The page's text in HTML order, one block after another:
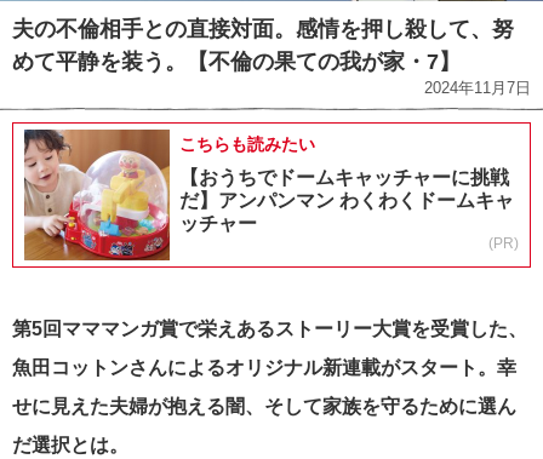
夫の不倫相手との直接対面。感情を押し殺して、努
めて平静を装う。【不倫の果ての我が家・7】
2024年11月7日
こちらも読みたい
【おうちでドームキャッチャーに挑戦
だ】アンパンマン わくわくドームキャ
ッチャー
(PR)
第5回マママンガ賞で栄えあるストーリー大賞を受賞した、
魚田コットンさんによるオリジナル新連載がスタート。幸
せに見えた夫婦が抱える闇、そして家族を守るために選ん
だ選択とは。